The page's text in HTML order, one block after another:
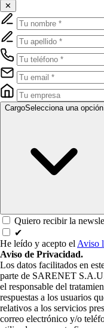
✕
CargoSelecciona una opción
Quiero recibir la
✔
He leído y acepto el Aviso
Aviso de Privacidad.
Los datos facilitados en
parte de SARENET
el responsable del
respuestas a los usuarios
relativos a los servicios
correo electrónico y/o